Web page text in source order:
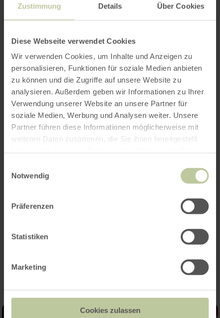
Zustimmung Details Über Cookies
Diese Webseite verwendet Cookies
Wir verwenden Cookies, um Inhalte und Anzeigen zu
personalisieren, Funktionen für soziale Medien anbieten
zu können und die Zugriffe auf unsere Website zu
analysieren. Außerdem geben wir Informationen zu Ihrer
Verwendung unserer Website an unsere Partner für
soziale Medien, Werbung und Analysen weiter. Unsere
Partner führen diese Informationen möglicherweise mit
weiteren Daten zusammen, die Sie ihnen bereitgestellt
Notwendig
Präferenzen
Statistiken
Marketing
Cookies zulassen
durch den Abbau von Mühlsteinen entstanden,
wurden die Höhlen im Laufe der Jahrhunderte
Krisenzeiten sehr geschätzt. Heute nutzen
Fledermäuse die Höhlen als Winterquartier.
Dauer:ca. 1,5 Stunden
Info/Anmeldung erforderlich:Brunhilde Rings,
Mobil: +49 160 4115289, E-Mail:
brunhilde.rings@gmx.de, Web:www.brunhilde-
rings.de
Familienfestpreis 22,00 €
Treffpunkt:
Parkplatz Birresborner Eishöhlen,
Impressionen